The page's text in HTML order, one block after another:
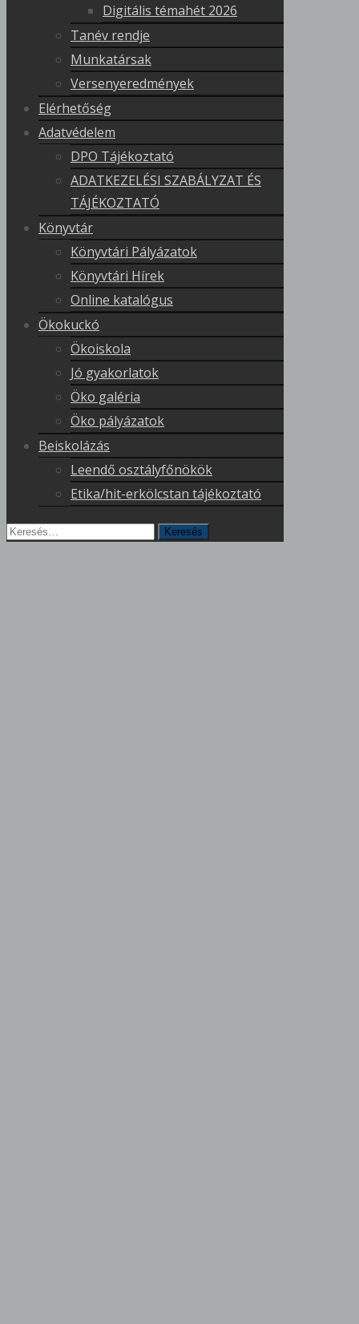
Digitális témahét 2026
Tanév rendje
Munkatársak
Versenyeredmények
Elérhetőség
Adatvédelem
DPO Tájékoztató
ADATKEZELÉSI SZABÁLYZAT ÉS
TÁJÉKOZTATÓ
Könyvtár
Könyvtári Pályázatok
Könyvtári Hírek
Online katalógus
Ökokuckó
Ökoiskola
Jó gyakorlatok
Öko galéria
Öko pályázatok
Beiskolázás
Leendő osztályfőnökök
Etika/hit-erkölcstan tájékoztató
Keresés